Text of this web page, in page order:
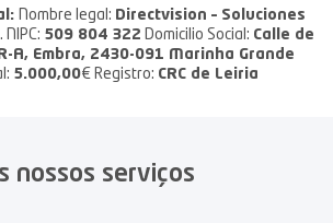
Nombre legal: Directvision – Soluciones
NIPC: 509 804 322 Domicilio Social: Calle de
A, Embra, 2430-091 Marinha Grande
5.000,00€ Registro: CRC de Leiria
nossos serviços